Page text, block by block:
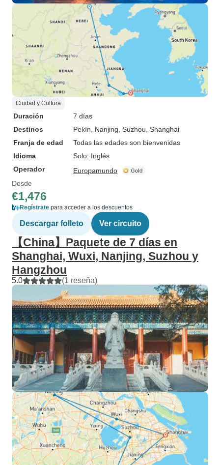
Ciudad y Cultura
Duración
7 días
Destinos
Pekín , Nanjing , Suzhou , Shanghai
Franja de edad
Todas las edades son bienvenidas
Idioma
Solo: Inglés
Operador
Europamundo
Desde
€1,476
Regístrate para acceder a los descuentos
Descargar folleto Ver circuito
【China】Paquete de 7 días en
Shanghai, Wuxi, Nanjing, Suzhou y
Hangzhou
5.0 (1 reseña)